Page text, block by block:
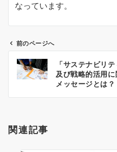
なっています。
ビ
シ
前のページへ
「サステナビリ
及び戦略的活用
メッセージとは？
関連記事